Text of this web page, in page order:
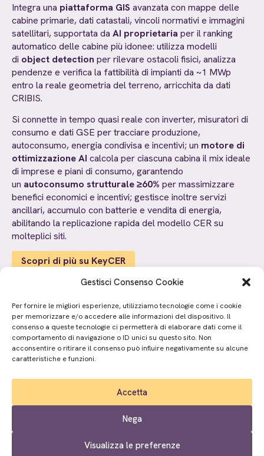
Gestisci Consenso Cookie
Per fornire le migliori esperienze, utilizziamo tecnologie come i cookie
per memorizzare e/o accedere alle informazioni del dispositivo. Il
consenso a queste tecnologie ci permetterà di elaborare dati come il
comportamento di navigazione o ID unici su questo sito. Non
acconsentire o ritirare il consenso può influire negativamente su alcune
caratteristiche e funzioni.
Accetta
Nega
Visualizza le preferenze
Integra una piattaforma GIS avanzata con mappe delle
cabine primarie, dati catastali, vincoli normativi e immagini
satellitari, supportata da AI proprietaria per il ranking
automatico delle cabine più idonee: utilizza modelli
di object detection per rilevare ostacoli fisici, analizza
pendenze e verifica la fattibilità di impianti da ~1 MWp
entro la reale geometria del terreno, arricchita da dati
CRIBIS.
Si connette in tempo quasi reale con inverter, misuratori di
consumo e dati GSE per tracciare produzione,
autoconsumo, energia condivisa e incentivi; un motore di
ottimizzazione AI calcola per ciascuna cabina il mix ideale
di imprese e piani di consumo, garantendo
un autoconsumo strutturale ≥60% per massimizzare
benefici economici e incentivi; gestisce inoltre servizi
ancillari, accumulo con batterie e vendita di energia,
abilitando la replicazione rapida del modello CER su
molteplici siti.
Scopri di più su KeyCER